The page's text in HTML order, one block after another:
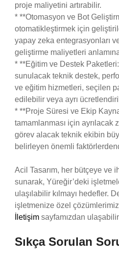
proje maliyetini artırabilir.
* **Otomasyon ve Bot
otomatikleştirmek için
yapay zeka entegrasyonları
geliştirme maliyetleri
* **Eğitim ve Destek
sunulacak teknik destek,
ve eğitim hizmetleri, seçilen
edilebilir veya ayrı
* **Proje Süresi ve Ekip
tamamlanması için ayrılacak
görev alacak teknik ekibin
belirleyen önemli
Acil Tasarım, her bütçeye ve
sunarak, Yüreğir’deki
ulaşılabilir kılmayı hedefler.
işletmenize özel
İletişim sayfamızdan
Sıkça Sorulan